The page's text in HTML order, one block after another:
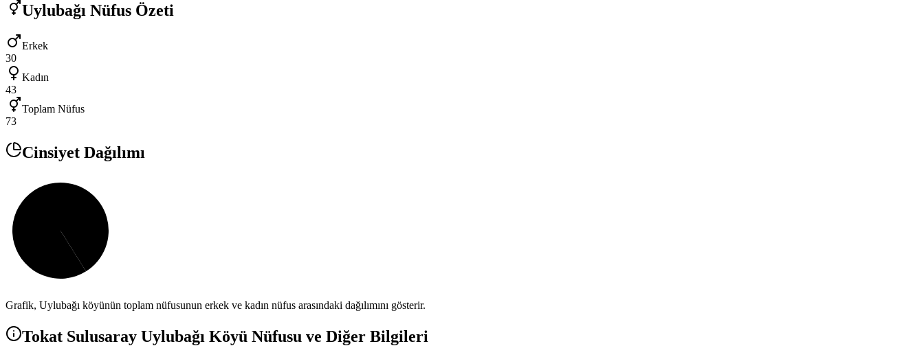
Uylubağı Nüfus Özeti
Erkek
30
Kadın
43
Toplam Nüfus
73
Cinsiyet Dağılımı
Grafik, Uylubağı köyünün toplam nüfusunun erkek ve kadın nüfus arasındaki dağılımını gösterir.
Tokat Sulusaray Uylubağı Köyü Nüfusu ve Diğer Bilgileri